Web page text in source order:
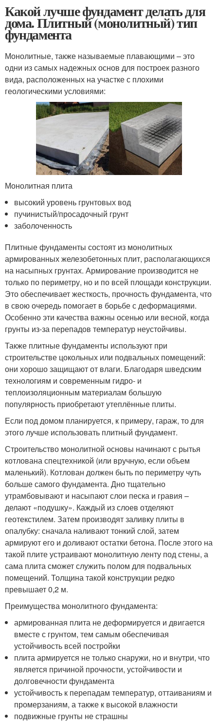
Какой лучше фундамент делать для
дома. Плитный (монолитный) тип
фундамента
Монолитные, также называемые плавающими – это
одни из самых надежных основ для построек разного
вида, расположенных на участке с плохими
геологическими условиями:
Монолитная плита
высокий уровень грунтовых вод
пучинистый/просадочный грунт
заболоченность
Плитные фундаменты состоят из монолитных
армированных железобетонных плит, располагающихся
на насыпных грунтах. Армирование производится не
только по периметру, но и по всей площади конструкции.
Это обеспечивает жесткость, прочность фундамента, что
в свою очередь помогает в борьбе с деформациями.
Особенно эти качества важны осенью или весной, когда
грунты из-за перепадов температур неустойчивы.
Также плитные фундаменты используют при
строительстве цокольных или подвальных помещений:
они хорошо защищают от влаги. Благодаря шведским
технологиям и современным гидро- и
теплоизоляционным материалам большую
популярность приобретают утеплённые плиты.
Если под домом планируется, к примеру, гараж, то для
этого лучше использовать плитный фундамент.
Строительство монолитной основы начинают с рытья
котлована спецтехникой (или вручную, если объем
маленький). Котлован должен быть по периметру чуть
больше самого фундамента. Дно тщательно
утрамбовывают и насыпают слои песка и гравия –
делают «подушку». Каждый из слоев отделяют
геотекстилем. Затем производят заливку плиты в
опалубку: сначала наливают тонкий слой, затем
армируют его и доливают остатки бетона. После этого на
такой плите устраивают монолитную ленту под стены, а
сама плита сможет служить полом для подвальных
помещений. Толщина такой конструкции редко
превышает 0,2 м.
Преимущества монолитного фундамента:
армированная плита не деформируется и двигается
вместе с грунтом, тем самым обеспечивая
устойчивость всей постройки
плита армируется не только снаружи, но и внутри, что
является причиной прочности, устойчивости и
долговечности фундамента
устойчивость к перепадам температур, оттаиваниям и
промерзаниям, а также к высокой влажности
подвижные грунты не страшны